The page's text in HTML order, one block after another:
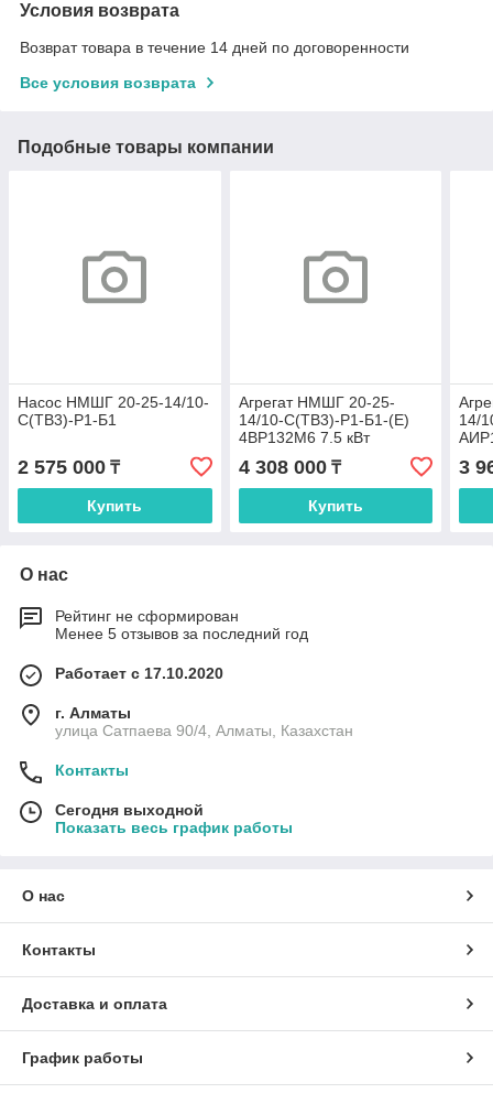
Условия возврата
Возврат товара в течение 14 дней по договоренности
Все условия возврата
Подобные товары компании
Насос НМШГ 20-25-14/10-
С(ТВ3)-Р1-Б1
2 575 000 ₸
Купить
Агрегат НМШГ 20-25-
14/10-С(ТВ3)-Р1-Б1-(Е)
4ВР132М6 7.5 кВт
4 308 000₸
Купить
14/
3
О нас
Рейтинг не сформирован
Менее 5 отзывов за последний год
Работает с 17.10.2020
г. Алматы
улица Сатпаева 90/4, Алматы, Казахстан
Контакты
Сегодня выходной
Показать весь график работы
О нас
Контакты
Доставка и оплата
График работы